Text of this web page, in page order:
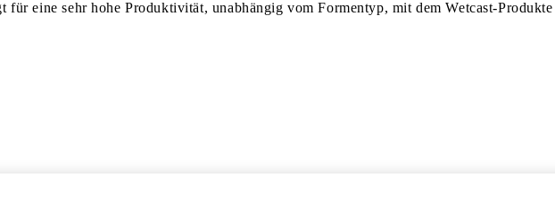
für eine sehr hohe Produktivität, unabhängig vom Formentyp, mit dem Wetcast-